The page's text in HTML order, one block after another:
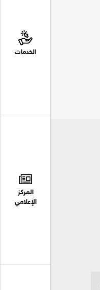
الخدمات
المركز
الإعلامي